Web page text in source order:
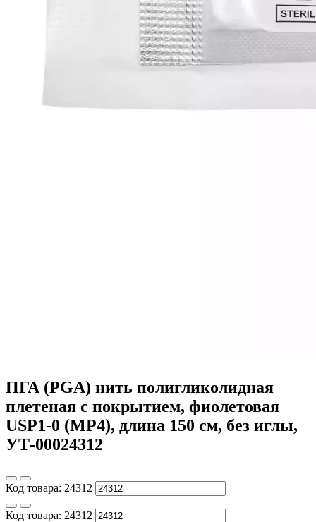
ПГА (PGA) нить полигликолидная
плетеная с покрытием, фиолетовая
USP1-0 (MP4), длина 150 см, без иглы,
УТ-00024312
Код товара: 24312
Код товара: 24312